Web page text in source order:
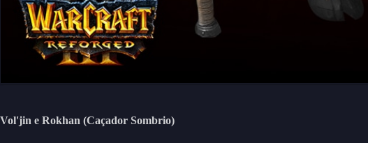
Vol'jin e Rokhan (Caçador Sombrio)